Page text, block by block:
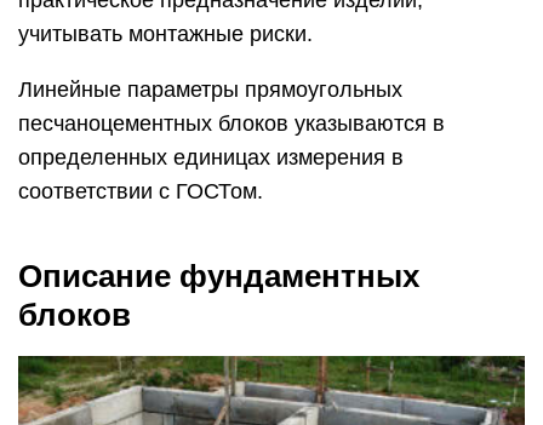
учитывать монтажные риски.
Линейные параметры прямоугольных
песчаноцементных блоков указываются в
определенных единицах измерения в
соответствии с ГОСТом.
Описание фундаментных
блоков